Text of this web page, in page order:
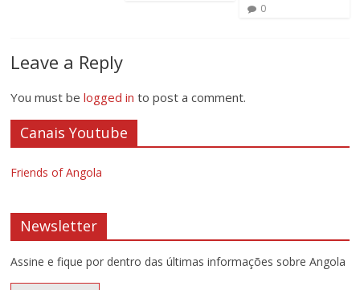
0
Leave a Reply
You must belogged in to post a comment.
Canais Youtube
Friends of Angola
Newsletter
Assine e fique por dentro das últimas informações sobre Angola